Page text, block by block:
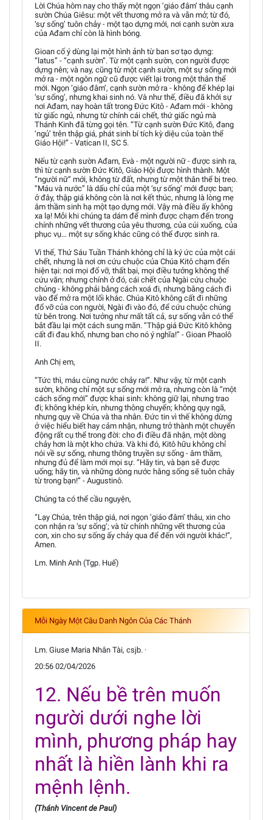
Lời Chúa hôm nay cho thấy một ngọn ‘giáo đâm’ thâu cạnh
sườn Chúa Giêsu: một vết thương mở ra và vẫn mở; từ đó,
‘sự sống’ tuôn chảy - một tạo dựng mới, nơi cạnh sườn xưa
của Ađam chỉ còn là hình bóng.
Gioan cố ý dùng lại một hình ảnh từ ban sơ tạo dựng:
“latus” - “cạnh sườn”. Từ một cạnh sườn, con người được
dựng nên; và nay, cũng từ một cạnh sườn, một sự sống mới
mở ra - một ngôn ngữ cũ được viết lại trong một thân thể
mới. Ngọn ‘giáo đâm’, cạnh sườn mở ra - không để khép lại
‘sự sống’, nhưng khai sinh nó. Và như thế, điều đã khởi sự
nơi Ađam, nay hoàn tất trong Đức Kitô - Ađam mới - không
từ giấc ngủ, nhưng từ chính cái chết, thứ giấc ngủ mà
Thánh Kinh đã từng gọi tên. “Từ cạnh sườn Đức Kitô, đang
‘ngủ’ trên thập giá, phát sinh bí tích kỳ diệu của toàn thể
Giáo Hội!” - Vatican II, SC 5.
Nếu từ cạnh sườn Ađam, Evà - một người nữ - được sinh ra,
thì từ cạnh sườn Đức Kitô, Giáo Hội được hình thành. Một
“người nữ” mới, không từ đất, nhưng từ một thân thể bị treo.
“Máu và nước” là dấu chỉ của một ‘sự sống’ mới được ban;
ở đây, thập giá không còn là nơi kết thúc, nhưng là lòng mẹ
âm thầm sinh hạ một tạo dựng mới. Vậy mà điều ấy không
xa lạ! Mỗi khi chúng ta dám để mình được chạm đến trong
chính những vết thương của yêu thương, của cúi xuống, của
phục vụ… một sự sống khác cũng có thể được sinh ra.
Vì thế, Thứ Sáu Tuần Thánh không chỉ là ký ức của một cái
chết, nhưng là nơi ơn cứu chuộc của Chúa Kitô chạm đến
hiện tại: nơi mọi đổ vỡ, thất bại, mọi điều tưởng không thể
cứu vãn; nhưng chính ở đó, cái chết của Ngài cứu chuộc
chúng - không phải bằng cách xoá đi, nhưng bằng cách đi
vào để mở ra một lối khác. Chúa Kitô không cất đi những
đổ vỡ của con người, Ngài đi vào đó, để cứu chuộc chúng
từ bên trong. Nơi tưởng như mất tất cả, sự sống vẫn có thể
bắt đầu lại một cách sung mãn. “Thập giá Đức Kitô không
cất đi đau khổ, nhưng ban cho nó ý nghĩa!” - Gioan Phaolô
II.
Anh Chị em,
“Tức thì, máu cùng nước chảy ra!”. Như vậy, từ một cạnh
sườn, không chỉ một sự sống mới mở ra, nhưng còn là “một
cách sống mới” được khai sinh: không giữ lại, nhưng trao
đi; không khép kín, nhưng thông chuyển; không quy ngã,
nhưng quy về Chúa và tha nhân. Đức tin vì thế không dừng
ở việc hiểu biết hay cảm nhận, nhưng trở thành một chuyển
động rất cụ thể trong đời: cho đi điều đã nhận, một dòng
chảy hơn là một kho chứa. Và khi đó, Kitô hữu không chỉ
nói về sự sống, nhưng thông truyền sự sống - âm thầm,
nhưng đủ để làm mới mọi sự. “Hãy tin, và bạn sẽ được
uống; hãy tin, và những dòng nước hằng sống sẽ tuôn chảy
từ trong bạn!” - Augustinô.
Chúng ta có thể cầu nguyện,
“Lạy Chúa, trên thập giá, nơi ngọn ‘giáo đâm’ thâu, xin cho
con nhận ra ‘sự sống’; và từ chính những vết thương của
con, xin cho sự sống ấy chảy qua để đến với người khác!”,
Amen.
Lm. Minh Anh (Tgp. Huế)
Mỗi Ngày Một Câu Danh Ngôn Của Các Thánh
Lm. Giuse Maria Nhân Tài, csjb. ·
20:56 02/04/2026
12. Nếu bề trên muốn
người dưới nghe lời
mình, phương pháp hay
nhất là hiền lành khi ra
mệnh lệnh.
(Thánh Vincent de Paul)